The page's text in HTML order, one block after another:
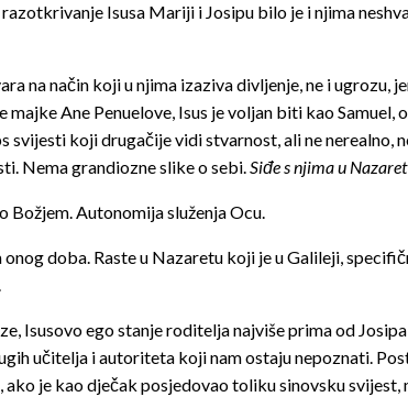
Isusa Mariji i Josipu bilo je i njima
na način koji u njima izaziva divljenje, ne i ugrozu,
Ane Penuelove, Isus je voljan biti kao Samuel,
koji drugačije vidi stvarnost, ali ne nerealno,
Nema grandiozne slike o sebi.Siđe s njima u
Božjem. Autonomija služenja Ocu.
doba. Raste u Nazaretu koji je u Galileji,
Isusovo ego stanje roditelja najviše prima od
učitelja i autoriteta koji nam ostaju nepoznati.
je kao dječak posjedovao toliku sinovsku